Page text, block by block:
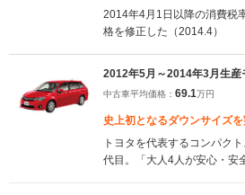
2014年4月1日以降の消費税
格を修正した（2014.4）
2012年5月～2014年3月生産
中古車平均価格： 69.1万円
史上初となるダウンサイズ
トヨタを代表するコンパク
代目。「大人4人が安心・安